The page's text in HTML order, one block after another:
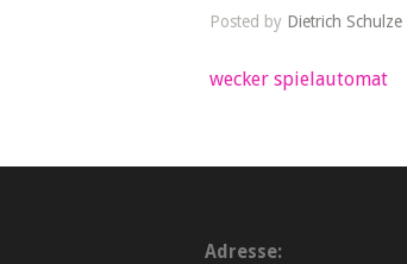
Posted by Dietrich Schulze
wecker spielautomat
Adresse: